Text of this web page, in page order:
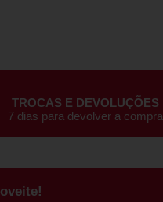
TROCAS E DEVOLUÇÕES
7 dias para devolver a compra